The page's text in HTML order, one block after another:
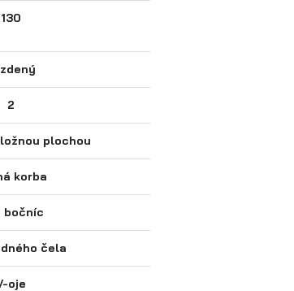
130
2
plochou
korba
bočníc
čela
oje